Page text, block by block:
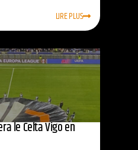
LIRE PLUS
le Celta Vigo en